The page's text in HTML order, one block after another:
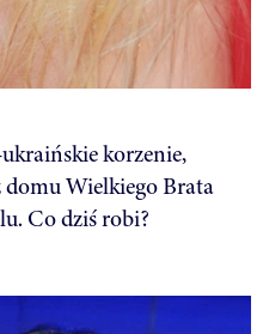
korzenie,
domu Wielkiego Brata
Co dziś robi?